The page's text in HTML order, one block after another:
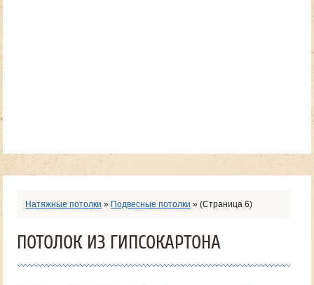
Натяжные потолки » Подвесные потолки » (Страница 6)
ПОТОЛОК ИЗ ГИПСОКАРТОНА